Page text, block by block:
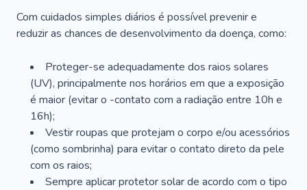
Com cuidados simples diários é possível prevenir e
reduzir as chances de desenvolvimento da doença, como:
Proteger-se adequadamente dos raios solares
(UV), principalmente nos horários em que a exposição
é maior (evitar o -contato com a radiação entre 10h e
16h);
Vestir roupas que protejam o corpo e/ou acessórios
(como sombrinha) para evitar o contato direto da pele
com os raios;
Sempre aplicar protetor solar de acordo com o tipo